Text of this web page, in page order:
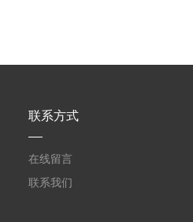
联系方式
在线留言
联系我们